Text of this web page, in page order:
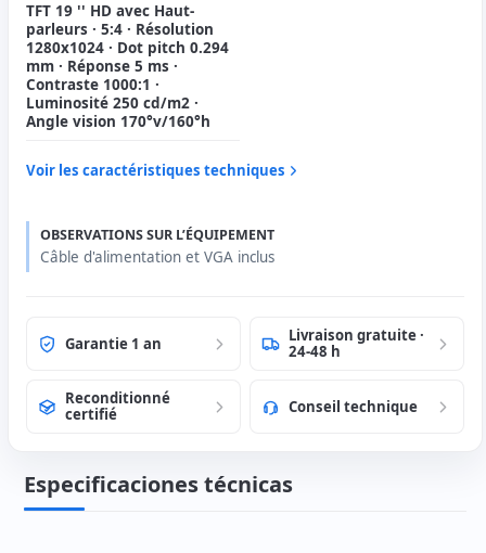
TFT 19 '' HD avec Haut-
parleurs · 5:4 · Résolution
1280x1024 · Dot pitch 0.294
mm · Réponse 5 ms ·
Contraste 1000:1 ·
Luminosité 250 cd/m2 ·
Angle vision 170°v/160°h
Voir les caractéristiques techniques
OBSERVATIONS SUR L’ÉQUIPEMENT
Câble d'alimentation et VGA inclus
Garantie 1 an
Livraison gratuite ·
24-48 h
Reconditionné
certifié
Conseil technique
Especificaciones técnicas